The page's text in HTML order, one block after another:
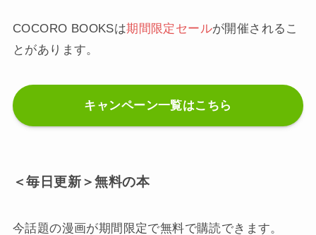
COCORO BOOKSは期間限定セールが開催されるこ
とがあります。
キャンペーン一覧はこちら
＜毎日更新＞無料の本
今話題の漫画が期間限定で無料で購読できます。